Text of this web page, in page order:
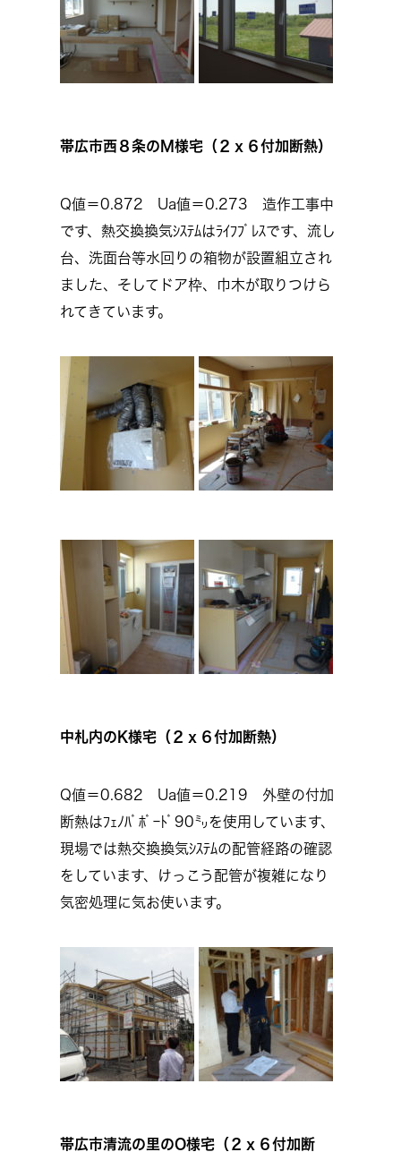
帯広市西８条のM様宅（２ｘ６付加断熱）
Q値＝0.872 Ua値＝0.273 造作工事中
です、熱交換換気ｼｽﾃﾑはﾗｲﾌﾌﾞﾚｽです、流し
台、洗面台等水回りの箱物が設置組立され
ました、そしてドア枠、巾木が取りつけら
れてきています。
中札内のK様宅（２ｘ６付加断熱）
Q値＝0.682 Ua値＝0.219 外壁の付加
断熱はﾌｪﾉﾊﾞﾎﾞｰﾄﾞ90㍉を使用しています、
現場では熱交換換気ｼｽﾃﾑの配管経路の確認
をしています、けっこう配管が複雑になり
気密処理に気お使います。
帯広市清流の里のO様宅（２ｘ６付加断